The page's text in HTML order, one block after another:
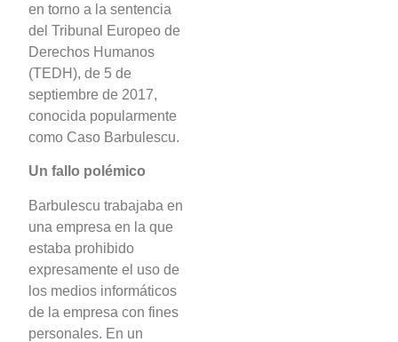
en torno a la sentencia
del Tribunal Europeo de
Derechos Humanos
(TEDH), de 5 de
septiembre de 2017,
conocida popularmente
como Caso Barbulescu.
Un fallo polémico
Barbulescu trabajaba en
una empresa en la que
estaba prohibido
expresamente el uso de
los medios informáticos
de la empresa con fines
personales. En un